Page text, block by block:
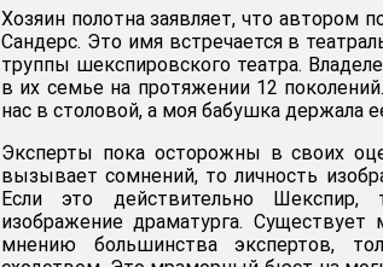
Хозяин полотна заявляет, что автором
Сандерс. Это имя встречается в
труппы шекспировского театра.
в их семье на протяжении 12
нас в столовой, а моя бабушка держала
Эксперты пока осторожны в своих
вызывает сомнений, то личность
Если это действительно Шекспир,
изображение драматурга.
мнению большинства экспертов,